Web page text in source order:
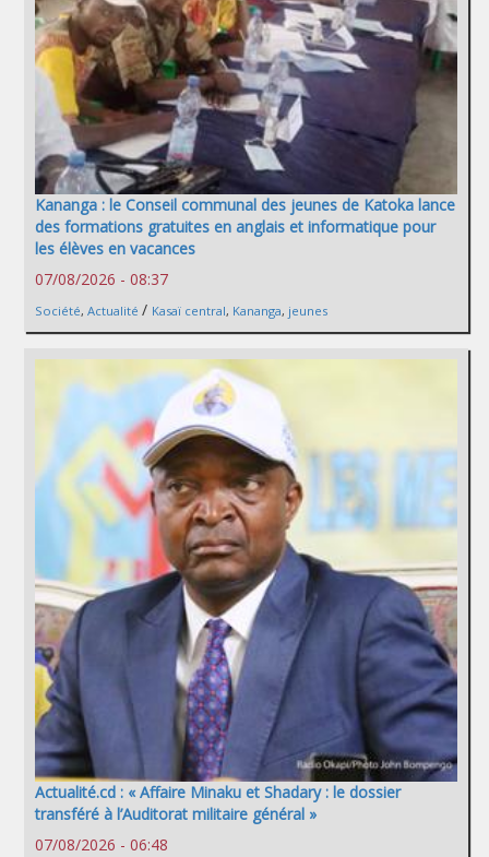
Kananga : le Conseil communal des jeunes de Katoka lance
des formations gratuites en anglais et informatique pour
les élèves en vacances
07/08/2026 - 08:37
Société, Actualité / Kasaï central, Kananga, jeunes
Actualité.cd : « Affaire Minaku et Shadary : le dossier
transféré à l’Auditorat militaire général »
07/08/2026 - 06:48